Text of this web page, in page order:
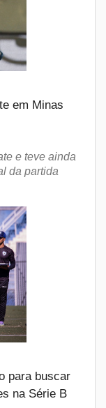
em Minas
e teve ainda
da partida
para buscar
na Série B